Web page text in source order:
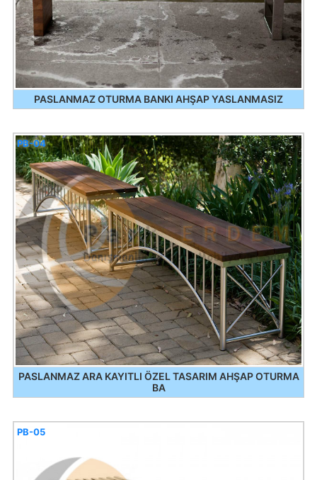
PASLANMAZ OTURMA BANKI AHŞAP YASLANMASIZ
PASLANMAZ ARA KAYITLI ÖZEL TASARIM AHŞAP OTURMA
BA
PB-04
PB-05